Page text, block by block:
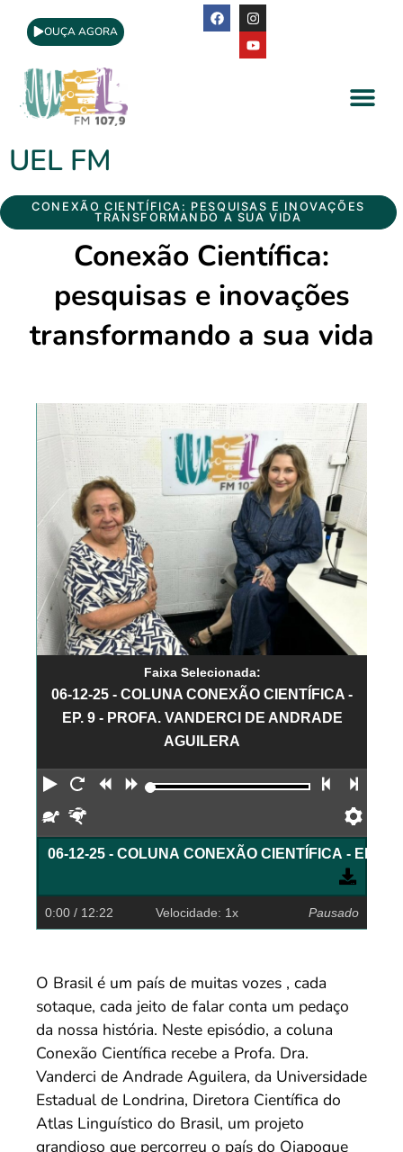
OUÇA AGORA
UEL FM
Coluna
CONEXÃO CIENTÍFICA: PESQUISAS E INOVAÇÕES
TRANSFORMANDO A SUA VIDA
Conexão Científica:
pesquisas e inovações
transformando a sua vida
Faixa Selecionada:
06-12-25 - COLUNA CONEXÃO CIENTÍFICA -
EP. 9 - PROFA. VANDERCI DE ANDRADE
AGUILERA
Reproduzir
Reiniciar
Retroceder
Avançar Faixa
Devagar
06-12-25 - COLUNA CONEXÃO CIENTÍFICA - EP. 9
0:00 / 12:22 Velocidade: 1x Pausado
O Brasil é um país de muitas vozes , cada
sotaque, cada jeito de falar conta um pedaço
da nossa história. Neste episódio, a coluna
Conexão Científica recebe a Profa. Dra.
Vanderci de Andrade Aguilera, da Universidade
Estadual de Londrina, Diretora Científica do
Atlas Linguístico do Brasil, um projeto
grandioso que percorreu o país do Oiapoque